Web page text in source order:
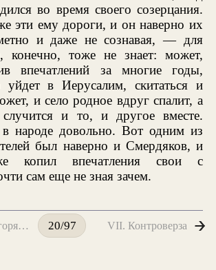
во время своего созерцания.
эти ему дороги, и он наверно их
и даже не сознавая, — для
конечно, тоже не знает: может,
впечатлений за многие годы,
уйдет в Иерусалим, скитаться и
и село родное вдруг спалит, а
и то, и другое вместе.
в народе довольно. Вот одним из
был наверно и Смердяков, и
копил впечатления свои с
сам еще не зная зачем.
V. Исповедь горячего сердца. «Вверх пятами» 20/97 VII. Контроверза